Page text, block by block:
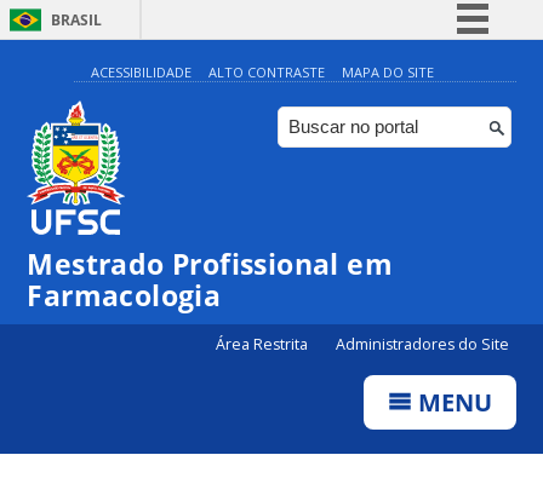
BRASIL
Simplifique!
Comunica BR
Participe
Canais
ACESSIBILIDADE ALTO CONTRASTE MAPA DO SITE
Mestrado Profissional em
Farmacologia
Área Restrita Administradores do Site
MENU